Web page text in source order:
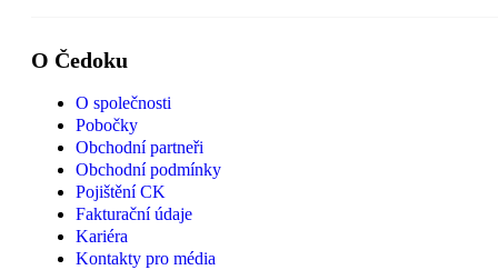
O Čedoku
O společnosti
Pobočky
Obchodní partneři
Obchodní podmínky
Pojištění CK
Fakturační údaje
Kariéra
Kontakty pro média